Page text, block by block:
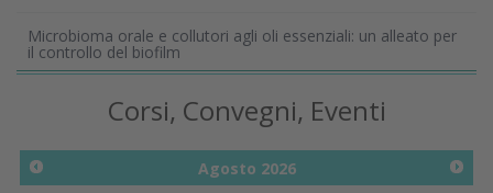
Microbioma orale e collutori agli oli essenziali: un alleato per
il controllo del biofilm
Corsi, Convegni, Eventi
Agosto 2026